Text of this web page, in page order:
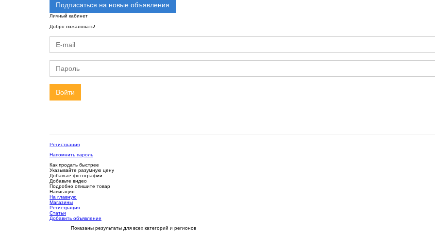
Подписаться на новые объявления
Личный кабинет
Добро пожаловать!
Войти
Регистрация
Напомнить пароль
Как продать быстрее
Указывайте разумную цену
Добавьте фотографии
Добавьте видео
Подробно опишите товар
Навигация
На главную
Магазины
Регистрация
Статьи
Добавить объявление
Показаны результаты для всех категорий и регионов